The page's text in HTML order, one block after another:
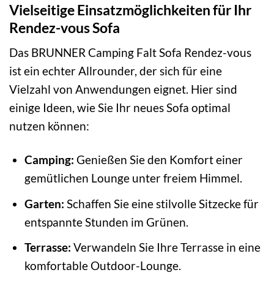
Vielseitige Einsatzmöglichkeiten für Ihr
Rendez-vous Sofa
Das BRUNNER Camping Falt Sofa Rendez-vous
ist ein echter Allrounder, der sich für eine
Vielzahl von Anwendungen eignet. Hier sind
einige Ideen, wie Sie Ihr neues Sofa optimal
nutzen können:
Camping: Genießen Sie den Komfort einer
gemütlichen Lounge unter freiem Himmel.
Garten: Schaffen Sie eine stilvolle Sitzecke für
entspannte Stunden im Grünen.
Terrasse: Verwandeln Sie Ihre Terrasse in eine
komfortable Outdoor-Lounge.